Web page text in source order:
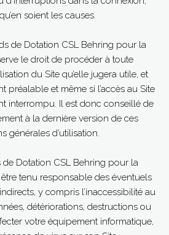
soient les causes.
de Dotation CSL Behring pour la
le droit de procéder à toute
du Site qu’elle jugera utile, et
préalable et même si l’accès au Site
interrompu. Il est donc conseillé de
à la dernière version de ces
générales d’utilisation.
de Dotation CSL Behring pour la
tenu responsable des éventuels
y compris l’inaccessibilité au
détériorations, destructions ou
votre équipement informatique,